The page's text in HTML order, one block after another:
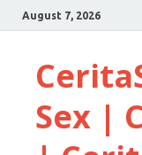
August 7, 2026
Sex |